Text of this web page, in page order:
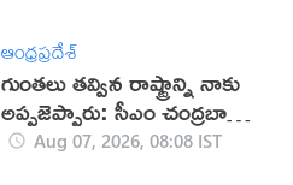
ఆంధ్రప్రదేశ్
గుంతలు తవ్విన రాష్ట్రాన్ని నాకు
అప్పజెప్పారు: సీఎం చంద్రబాబు
(వీడియో)
Aug 07, 2026, 08:08 IST